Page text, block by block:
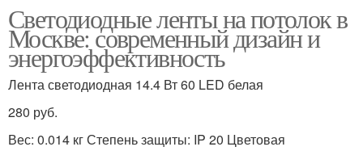
Светодиодные ленты на потолок в
Москве: современный дизайн и
энергоэффективность
Лента светодиодная 14.4 Вт 60 LED белая
280 руб.
Вес: 0.014 кг Степень защиты: IP 20 Цветовая